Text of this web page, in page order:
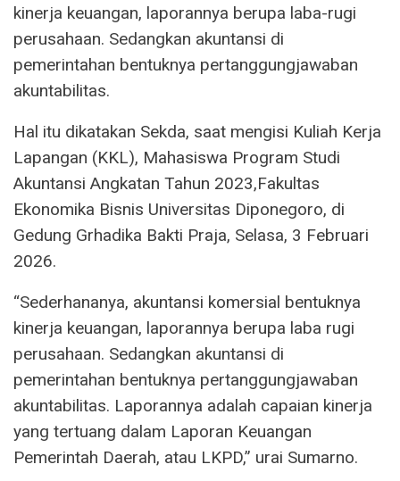
kinerja keuangan, laporannya berupa laba-rugi
perusahaan. Sedangkan akuntansi di
pemerintahan bentuknya pertanggungjawaban
akuntabilitas.
Hal itu dikatakan Sekda, saat mengisi Kuliah Kerja
Lapangan (KKL), Mahasiswa Program Studi
Akuntansi Angkatan Tahun 2023,Fakultas
Ekonomika Bisnis Universitas Diponegoro, di
Gedung Grhadika Bakti Praja, Selasa, 3 Februari
2026.
“Sederhananya, akuntansi komersial bentuknya
kinerja keuangan, laporannya berupa laba rugi
perusahaan. Sedangkan akuntansi di
pemerintahan bentuknya pertanggungjawaban
akuntabilitas. Laporannya adalah capaian kinerja
yang tertuang dalam Laporan Keuangan
Pemerintah Daerah, atau LKPD,” urai Sumarno.